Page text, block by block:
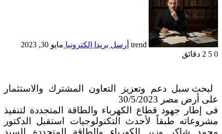
trend أرسل بريدا إلكترونيا مايو 30, 2023
0
2 دقائق
لبحث سبل دعم وتعزيز التعاون المشترك والاستثمار
على أرض مصر 30/5/2023
فى إطار جهود قطاع الكهرباء والطاقة المتجددة لتنفيذ
مشروعاته طبقاً لأحدث التكنولوجيات استقبل الدكتور
محمد شاكر وزير الكهرباء والطاقة المتجددة السيد